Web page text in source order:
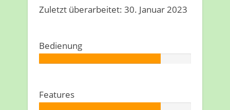
Zuletzt überarbeitet: 30. Januar 2023
Bedienung
Features